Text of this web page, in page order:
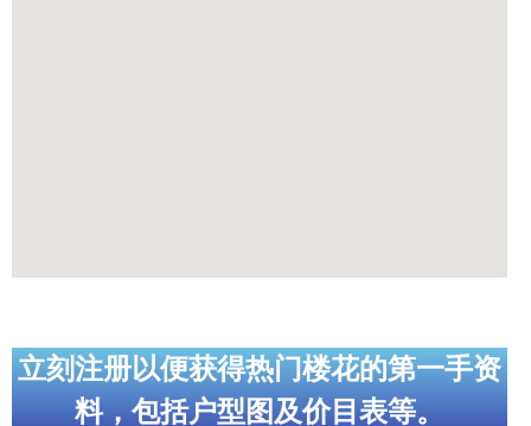
立刻注册以便获得热门楼花的第一手资
料，包括户型图及价目表等。